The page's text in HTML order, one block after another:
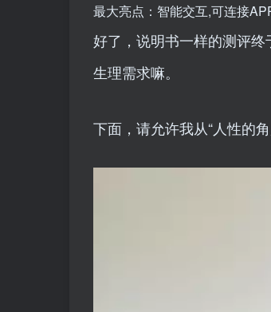
最大亮点：智能交互,可连接APP
好了，说明书一样的测评
生理需求嘛。
下面，请允许我从“人性的